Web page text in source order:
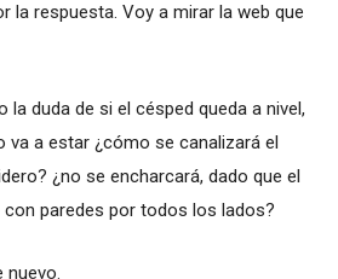
la respuesta. Voy a mirar la web que
la duda de si el césped queda a nivel,
va a estar ¿cómo se canalizará el
¿no se encharcará, dado que el
paredes por todos los lados?
nuevo.